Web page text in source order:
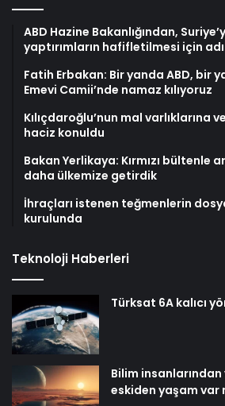
ABD Hazine Bakanlığından,
yaptırımların hafifletilmesi için
Fatih Erbakan: Bir yanda ABD, bir
Emevi Camii’nde namaz kılıyoruz
Kılıçdaroğlu’nun mal varlıklarına
haciz konuldu
Bakan Yerlikaya: Kırmızı bültenle
daha ülkemize getirdik
İhraçları istenen teğmenlerin
kurulunda
Teknoloji Haberleri
Türksat 6A kalıcı
Bilim
eskiden yaşam var